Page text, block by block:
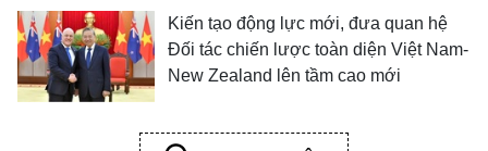
Kiến tạo động lực mới, đưa quan hệ
Đối tác chiến lược toàn diện Việt Nam-
New Zealand lên tầm cao mới